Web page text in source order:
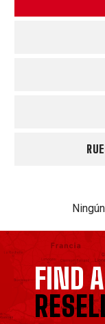
FIND A